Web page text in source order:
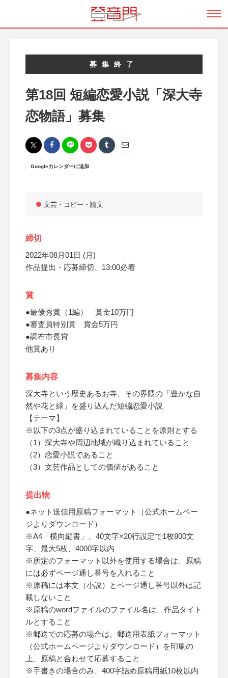
募集終了
第18回 短編恋愛小説「深大寺
恋物語」募集
Googleカレンダーに追加
文芸・コピー・論文
締切
2022年08月01日 (月)
作品提出・応募締切、13:00必着
賞
●最優秀賞（1編） 賞金10万円
●審査員特別賞 賞金5万円
●調布市長賞
他賞あり
募集内容
深大寺という歴史あるお寺、その界隈の「豊かな自
然や花と緑」を盛り込んだ短編恋愛小説
【テーマ】
※以下の3点が盛り込まれていることを原則とする
（1）深大寺や周辺地域が織り込まれていること
（2）恋愛小説であること
（3）文芸作品としての価値があること
提出物
●ネット送信用原稿フォーマット（公式ホームペー
ジよりダウンロード）
※A4「横向縦書」、40文字×20行設定で1枚800文
字、最大5枚、4000字以内
※所定のフォーマット以外を使用する場合は、原稿
には必ずページ通し番号を入れること
※原稿には本文（小説）とページ通し番号以外は記
載しないこと
※原稿のwordファイルのファイル名は、作品タイト
ルとすること
※郵送での応募の場合は、郵送用表紙フォーマット
（公式ホームページよりダウンロード）を印刷の
上、原稿と合わせて応募すること
※手書きの場合のみ、400字詰め原稿用紙10枚以内